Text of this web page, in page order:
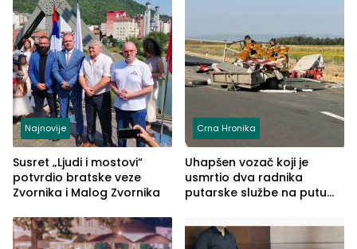
Najnovije
Susret „Ljudi i mostovi“
potvrdio bratske veze
Zvornika i Malog Zvornika
Crna Hronika
Uhapšen vozač koji je
usmrtio dva radnika
putarske službe na putu
(FOTO)